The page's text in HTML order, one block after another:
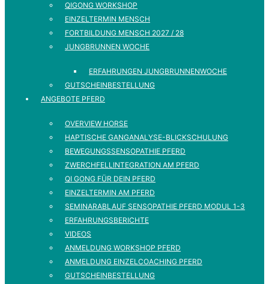
QIGONG WORKSHOP
EINZELTERMIN MENSCH
FORTBILDUNG MENSCH 2027 / 28
JUNGBRUNNEN WOCHE
ERFAHRUNGEN JUNGBRUNNENWOCHE
GUTSCHEINBESTELLUNG
ANGEBOTE PFERD
OVERVIEW HORSE
HAPTISCHE GANGANALYSE-BLICKSCHULUNG
BEWEGUNGSSENSOPATHIE PFERD
ZWERCHFELLINTEGRATION AM PFERD
QI GONG FÜR DEIN PFERD
EINZELTERMIN AM PFERD
SEMINARABLAUF SENSOPATHIE PFERD MODUL 1-3
ERFAHRUNGSBERICHTE
VIDEOS
ANMELDUNG WORKSHOP PFERD
ANMELDUNG EINZELCOACHING PFERD
GUTSCHEINBESTELLUNG